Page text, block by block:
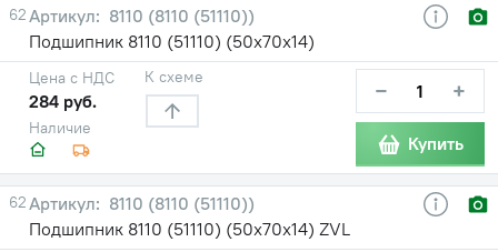
62
8110 (8110 (51110))
Подшипник 8110 (51110) (50х70х14)
Наличие
Цена с НДС
284 руб.
К схеме − +
Купить
62
8110 (8110 (51110))
Подшипник 8110 (51110) (50х70х14) ZVL